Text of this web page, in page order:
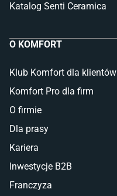
Katalog Senti Ceramica
O KOMFORT
Klub Komfort dla klientów
Komfort Pro dla firm
O firmie
Dla prasy
Kariera
Inwestycje B2B
Franczyza